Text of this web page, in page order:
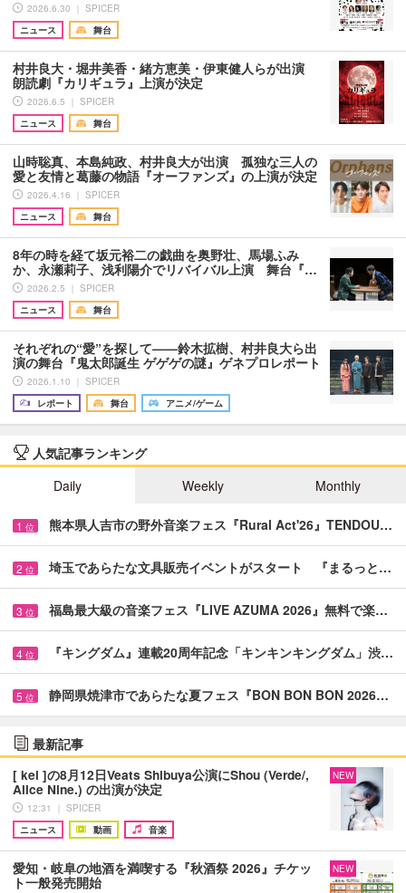
2026.6.30 ｜ SPICER
ニュース
舞台
村井良大・堀井美香・緒方恵美・伊東健人らが出演
朗読劇『カリギュラ』上演が決定
2026.6.5 ｜ SPICER
ニュース
舞台
山時聡真、本島純政、村井良大が出演 孤独な三人の
愛と友情と葛藤の物語『オーファンズ』の上演が決定
2026.4.16 ｜ SPICER
ニュース
舞台
8年の時を経て坂元裕二の戯曲を奥野壮、馬場ふみ
か、永瀬莉子、浅利陽介でリバイバル上演 舞台『…
2026.2.5 ｜ SPICER
ニュース
舞台
それぞれの“愛”を探して——鈴木拡樹、村井良大ら出
演の舞台『鬼太郎誕生 ゲゲゲの謎』ゲネプロレポート
2026.1.10 ｜ SPICER
レポート
舞台 アニメ/ゲーム
人気記事ランキング
Daily
Weekly Monthly
1 位 熊本県人吉市の野外音楽フェス『Rural Act'26』TENDOU…
2 位 埼玉であらたな文具販売イベントがスタート 『まるっと…
3 位 福島最大級の音楽フェス『LIVE AZUMA 2026』無料で楽…
4 位 『キングダム』連載20周年記念「キンキンキングダム」渋…
5 位 静岡県焼津市であらたな夏フェス『BON BON BON 2026…
最新記事
[ kei ]の8月12日Veats Shibuya公演にShou (Verde/,
Alice Nine.) の出演が決定
12:31 ｜ SPICER
ニュース
動画 音楽
NEW
愛知・岐阜の地酒を満喫する『秋酒祭 2026』チケッ
ト一般発売開始
NEW